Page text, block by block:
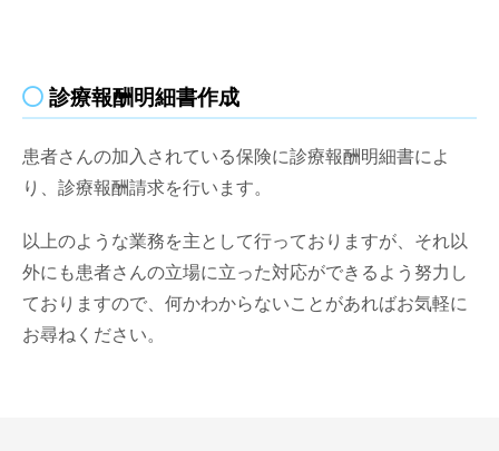
診療報酬明細書作成
患者さんの加入されている保険に診療報酬明細書によ
り、診療報酬請求を行います。
以上のような業務を主として行っておりますが、それ以
外にも患者さんの立場に立った対応ができるよう努力し
ておりますので、何かわからないことがあればお気軽に
お尋ねください。